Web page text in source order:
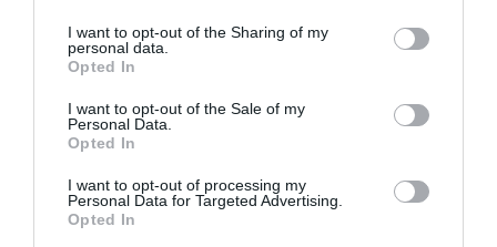
I want to opt-out of the Sharing of my
personal data.
Opted In
I want to opt-out of the Sale of my
Personal Data.
Opted In
I want to opt-out of processing my
Personal Data for Targeted Advertising.
Opted In